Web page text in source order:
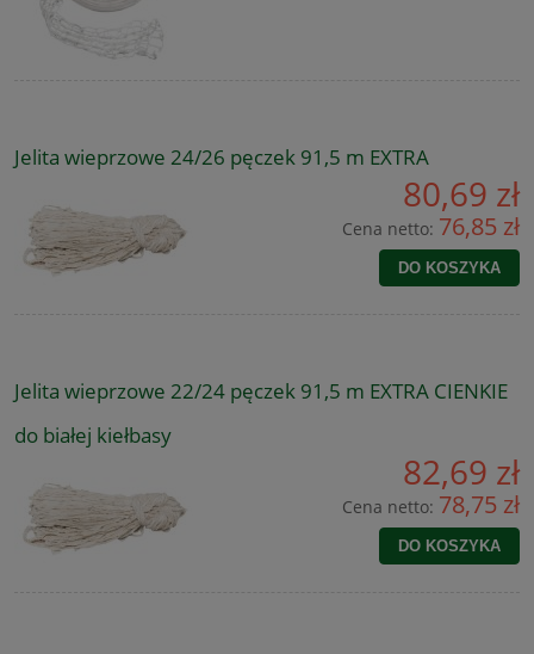
Jelita wieprzowe 24/26 pęczek 91,5 m EXTRA
80,69 zł
Cena netto: 76,85 zł
DO KOSZYKA
Jelita wieprzowe 22/24 pęczek 91,5 m EXTRA CIENKIE
do białej kiełbasy
82,69 zł
Cena netto: 78,75 zł
DO KOSZYKA